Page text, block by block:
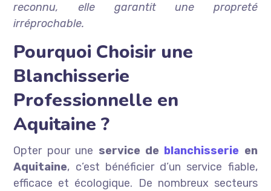
reconnu, elle garantit une propreté
irréprochable.
Pourquoi Choisir une
Blanchisserie
Professionnelle en
Aquitaine ?
Opter pour une service de blanchisserie en
Aquitaine, c’est bénéficier d’un service fiable,
efficace et écologique. De nombreux secteurs